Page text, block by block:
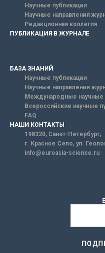
Научные публикации
Научные направления
Редакционная коллегия
ПУБЛИКАЦИЯ В ЖУРНАЛЕ
БАЗА ЗНАНИЙ
Научные публикации
Научные направления
Международные научные
Всероссийские научные
FAQ
НАШИ КОНТАКТЫ
198320, Санкт-Петербург,
г. Красное Село, ул.
info@euroasia-science.ru